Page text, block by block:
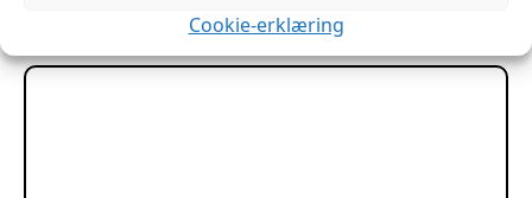
Cookie-erklæring